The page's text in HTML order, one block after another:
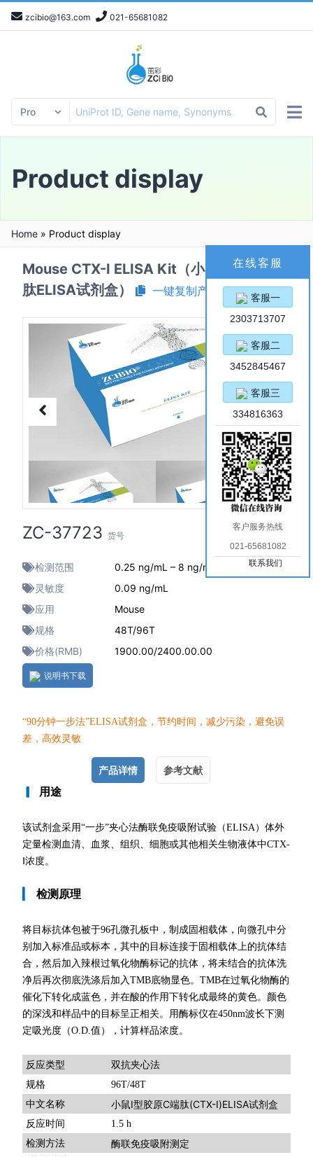
zcibio@163.com 021-65681082
Product display
Home » Product display
Mouse CTX-Ⅰ ELISA Kit（小鼠Ⅰ型胶原C端
肽ELISA试剂盒）
一键复制产品信息
ZC-37723 货号
检测范围
0.25 ng/mL – 8 ng/mL
灵敏度
0.09 ng/mL
应用
Mouse
规格
48T/96T
价格(RMB)
1900.00/2400.00.00
说明书下载
“90分钟一步法”ELISA试剂盒，节约时间，减少污染，避免误
差，高效灵敏
产品详情
参考文献
用途
该试剂盒采用“一步”夹心法酶联免疫吸附试验（ELISA）体外
定量检测血清、血浆、组织、细胞或其他相关生物液体中CTX-
Ⅰ浓度。
检测原理
将目标抗体包被于96孔微孔板中，制成固相载体，向微孔中分
别加入标准品或标本，其中的目标连接于固相载体上的抗体结
合，然后加入辣根过氧化物酶标记的抗体，将未结合的抗体洗
净后再次彻底洗涤后加入TMB底物显色。TMB在过氧化物酶的
催化下转化成蓝色，并在酸的作用下转化成最终的黄色。颜色
的深浅和样品中的目标呈正相关。用酶标仪在450nm波长下测
定吸光度（O.D.值），计算样品浓度。
反应类型 双抗夹心法
规格
96T/48T
中文名称
小鼠Ⅰ型胶原C端肽(CTX-Ⅰ)ELISA试剂盒
反应时间
1.5 h
检测方法
酶联免疫吸附测定
在线客服
客服一
2303713707
客服二
3452845467
客服三
334816363
客户服务热线
021-65681082
联系我们